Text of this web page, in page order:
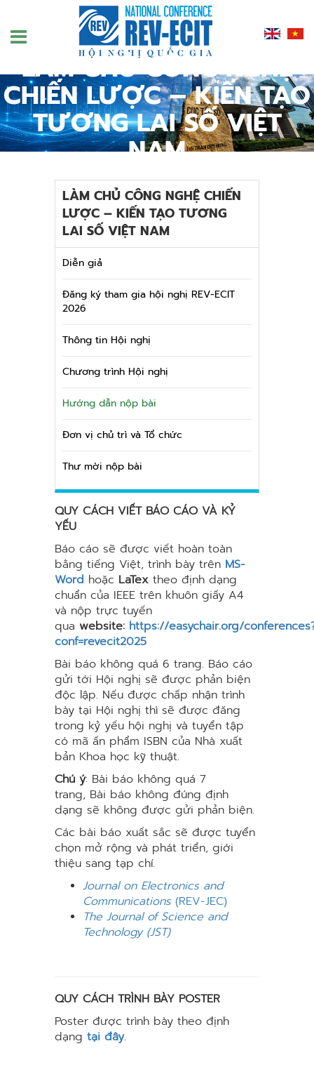
nội
LÀM CHỦ CÔNG NGHỆ
CHIẾN LƯỢC – KIẾN TẠO
TƯƠNG LAI SỐ VIỆT
NAM
TRANG CHỦ/CONFERENCE
LÀM CHỦ CÔNG NGHỆ CHIẾN
LƯỢC – KIẾN TẠO TƯƠNG
LAI SỐ VIỆT NAM
Diễn giả
Đăng ký tham gia hội nghị REV-ECIT
2026
Thông tin Hội nghị
Chương trình Hội nghị
Hướng dẫn nộp bài
Đơn vị chủ trì và Tổ chức
Thư mời nộp bài
QUY CÁCH VIẾT BÁO CÁO VÀ KỶ
YẾU
Báo cáo sẽ được viết hoàn toàn
bằng tiếng Việt, trình bày trên MS-
Word hoặc LaTex theo định dạng
chuẩn của IEEE trên khuôn giấy A4
và nộp trực tuyến
quawebsite: https://easychair.org/
conf=revecit2025
Bài báo không quá 6 trang. Báo cáo
gửi tới Hội nghị sẽ được phản biện
độc lập. Nếu được chấp nhận trình
bày tại Hội nghị thì sẽ được đăng
trong kỷ yếu hội nghị và tuyển tập
có mã ấn phẩm ISBN của Nhà xuất
bản Khoa học kỹ thuật.
Chú ý: Bài báo không quá 7
trang, Bài báo không đúng định
dạng sẽ không được gửi phản biện.
Các bài báo xuất sắc sẽ được tuyển
chọn mở rộng và phát triển, giới
thiệu sang tạp chí.
Journal on Electronics and
Communications (REV-JEC)
The Journal of Science and
Technology (JST)
QUY CÁCH TRÌNH BÀY POSTER
Poster được trình bày theo định
dạngtại đây.